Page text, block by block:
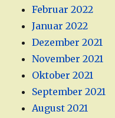
Februar 2022
Januar 2022
Dezember 2021
November 2021
Oktober 2021
September 2021
August 2021